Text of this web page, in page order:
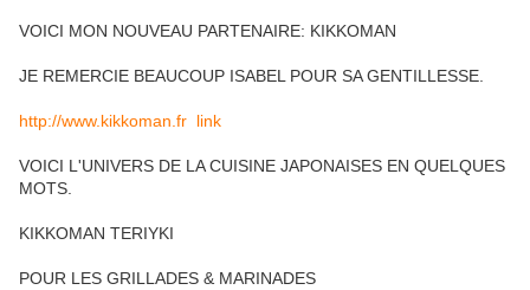
VOICI MON NOUVEAU PARTENAIRE: KIKKOMAN
JE REMERCIE BEAUCOUP ISABEL POUR SA GENTILLESSE.
http://www.kikkoman.fr link
VOICI L'UNIVERS DE LA CUISINE JAPONAISES EN QUELQUES
MOTS.
KIKKOMAN TERIYKI
POUR LES GRILLADES & MARINADES